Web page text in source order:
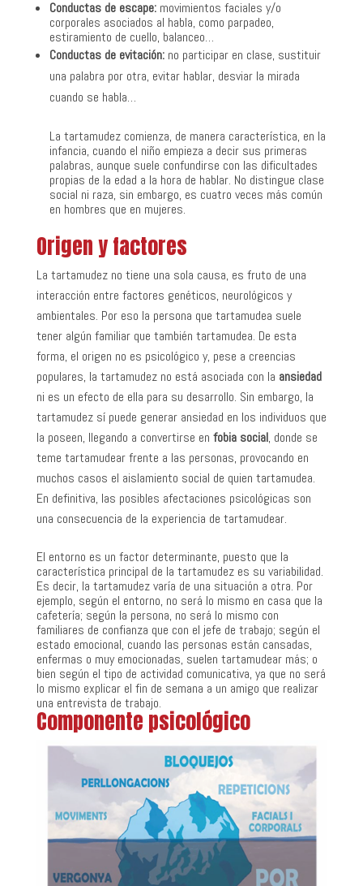
Conductas de escape:movimientos faciales y/o
corporales asociados al habla, como parpadeo,
estiramiento de cuello, balanceo…
Conductas de evitación:no participar en clase, sustituir
una palabra por otra, evitar hablar, desviar la mirada
cuando se habla…
La tartamudez comienza, de manera característica, en la
infancia, cuando el niño empieza a decir sus primeras
palabras, aunque suele confundirse con las dificultades
propias de la edad a la hora de hablar. No distingue clase
social ni raza, sin embargo, es cuatro veces más común
en hombres que en mujeres.
Origen y factores
La tartamudez no tiene una sola causa, es fruto de una
interacción entre factores genéticos, neurológicos y
ambientales. Por eso la persona que tartamudea suele
tener algún familiar que también tartamudea. De esta
forma, el origen no es psicológico y, pese a creencias
populares, la tartamudez no está asociada con la ansiedad
ni es un efecto de ella para su desarrollo. Sin embargo, la
tartamudez sí puede generar ansiedad en los individuos que
la poseen, llegando a convertirse en fobia social, donde se
teme tartamudear frente a las personas, provocando en
muchos casos el aislamiento social de quien tartamudea.
En definitiva, las posibles afectaciones psicológicas son
una consecuencia de la experiencia de tartamudear.
El entorno es un factor determinante, puesto que la
característica principal de la tartamudez es su variabilidad.
Es decir, la tartamudez varía de una situación a otra. Por
ejemplo, según el entorno, no será lo mismo en casa que la
cafetería; según la persona, no será lo mismo con
familiares de confianza que con el jefe de trabajo; según el
estado emocional, cuando las personas están cansadas,
enfermas o muy emocionadas, suelen tartamudear más; o
bien según el tipo de actividad comunicativa, ya que no será
lo mismo explicar el fin de semana a un amigo que realizar
una entrevista de trabajo.
Componente psicológico